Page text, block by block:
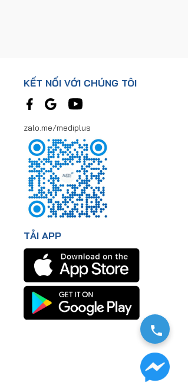
KẾT NỐI VỚI CHÚNG TÔI
zalo.me/mediplus
TẢI APP